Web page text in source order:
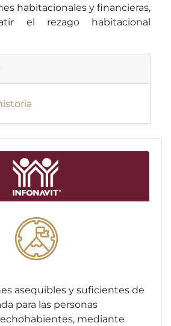
habitacionales y financieras,
el rezago habitacional
asequibles y suficientes de
para las personas
mediante